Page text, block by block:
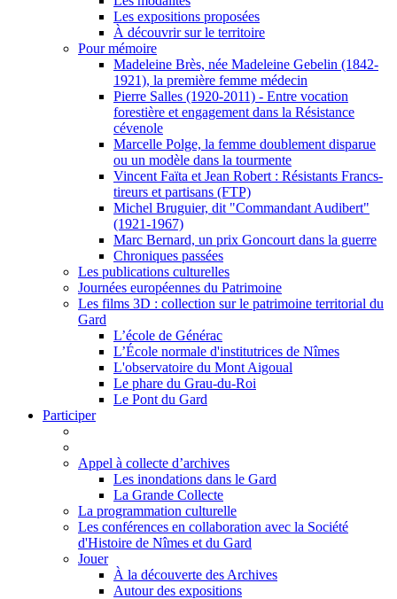
Les expositions proposées
À découvrir sur le territoire
Pour mémoire
Madeleine Brès, née Madeleine Gebelin (1842-
1921), la première femme médecin
Pierre Salles (1920-2011) - Entre vocation
forestière et engagement dans la Résistance
cévenole
Marcelle Polge, la femme doublement disparue
ou un modèle dans la tourmente
Vincent Faïta et Jean Robert : Résistants Francs-
tireurs et partisans (FTP)
Michel Bruguier, dit "Commandant Audibert"
(1921-1967)
Marc Bernard, un prix Goncourt dans la guerre
Chroniques passées
Les publications culturelles
Journées européennes du Patrimoine
Les films 3D : collection sur le patrimoine territorial du
Gard
L’école de Générac
L’École normale d'institutrices de Nîmes
L'observatoire du Mont Aigoual
Le phare du Grau-du-Roi
Le Pont du Gard
Participer
Appel à collecte d’archives
Les inondations dans le Gard
La Grande Collecte
La programmation culturelle
Les conférences en collaboration avec la Société
d'Histoire de Nîmes et du Gard
Jouer
À la découverte des Archives
Autour des expositions